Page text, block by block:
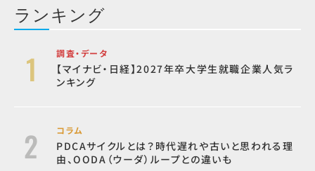
ランキング
調査・データ
【マイナビ・日経】2027年卒大学生就職企業人気ラ
ンキング
コラム
PDCAサイクルとは？時代遅れや古いと思われる理
由、OODA（ウーダ）ループとの違いも